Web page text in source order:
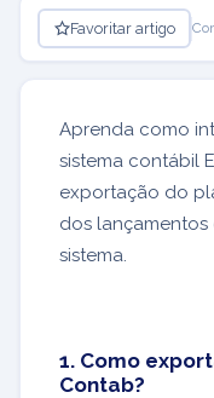
Favoritar artigo
Aprenda como
sistema contábil
exportação do
dos
sistema.
1. Como
Contab?